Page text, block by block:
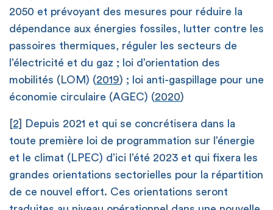
2050 et prévoyant des mesures pour réduire la
dépendance aux énergies fossiles, lutter contre les
passoires thermiques, réguler les secteurs de
l’électricité et du gaz ; loi d’orientation des
mobilités (LOM) (2019) ; loi anti-gaspillage pour une
économie circulaire (AGEC) (2020)
[2]
Depuis 2021 et qui se concrétisera dans la
toute première loi de programmation sur l’énergie
et le climat (LPEC) d’ici l’été 2023 et qui fixera les
grandes orientations sectorielles pour la répartition
de ce nouvel effort. Ces orientations seront